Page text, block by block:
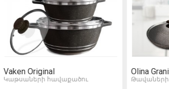
Vaken Original
Կաթսաների հավաքածու
Olina